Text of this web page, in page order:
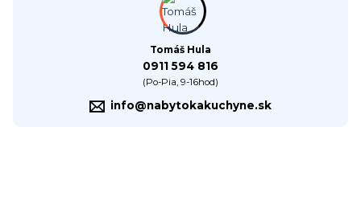
Tomáš Hula
0911 594 816
(Po-Pia, 9-16hod)
info@nabytokakuchyne.sk